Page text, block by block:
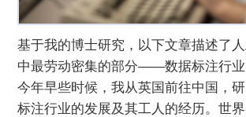
基于我的博士研究，以下文章描述了
中最劳动密集的部分——数据标注行业
今年早些时候，我从英国前往中国，
标注行业的发展及其工人的经历。世